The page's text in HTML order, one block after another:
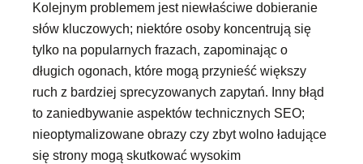
Kolejnym problemem jest niewłaściwe dobieranie
słów kluczowych; niektóre osoby koncentrują się
tylko na popularnych frazach, zapominając o
długich ogonach, które mogą przynieść większy
ruch z bardziej sprecyzowanych zapytań. Inny błąd
to zaniedbywanie aspektów technicznych SEO;
nieoptymalizowane obrazy czy zbyt wolno ładujące
się strony mogą skutkować wysokim